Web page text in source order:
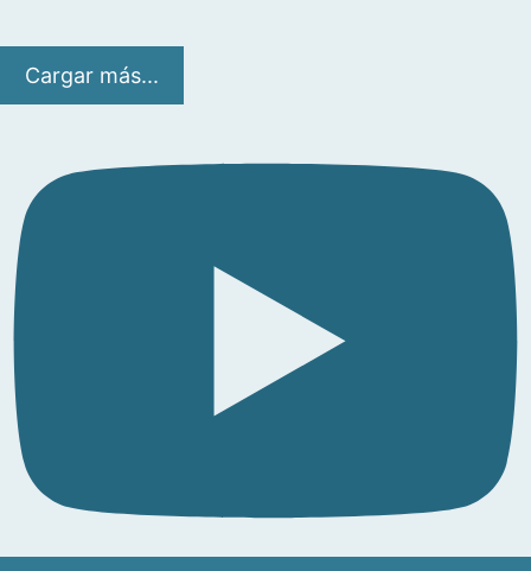
Cargar más...